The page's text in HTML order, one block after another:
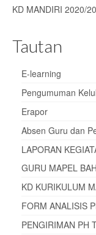
KD MANDIRI 2020/
Tautan
E-learning
Pengumuman
Erapor
Absen Guru dan
LAPORAN
GURU MAPEL
KD KURIKULUM
FORM ANALISIS
PENGIRIMAN PH